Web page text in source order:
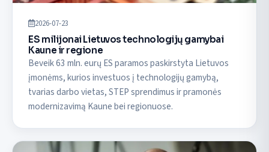
2026-07-23
ES milijonai Lietuvos technologijų gamybai
Kaune ir regione
Beveik 63 mln. eurų ES paramos paskirstyta Lietuvos
įmonėms, kurios investuos į technologijų gamybą,
tvarias darbo vietas, STEP sprendimus ir pramonės
modernizavimą Kaune bei regionuose.